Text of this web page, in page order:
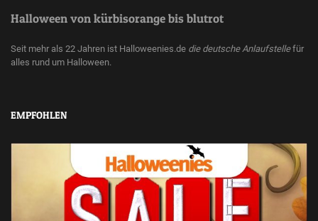
Halloween von kürbisorange bis blutrot
Seit mehr als 22 Jahren ist Halloweenies.de die deutsche Anlaufstellefür
alles rund um Halloween.
EMPFOHLEN